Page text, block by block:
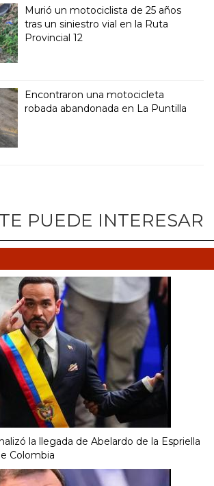
Murió un motociclista de 25 años
tras un siniestro vial en la Ruta
Provincial 12
Encontraron una motocicleta
robada abandonada en La Puntilla
PUEDE INTERESAR
la llegada de Abelardo de la Espriella
Colombia